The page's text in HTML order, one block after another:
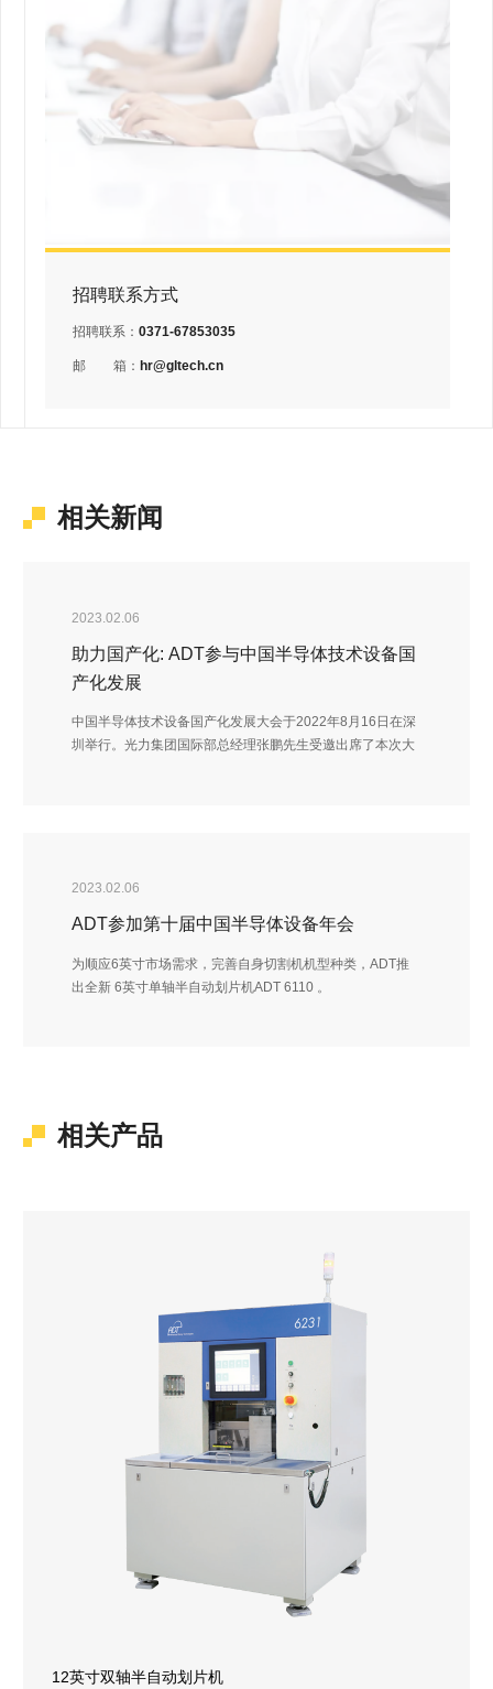
招聘联系方式
招聘联系： 0371-67853035
邮 箱： hr@gltech.cn
相关新闻
2023.02.06
助力国产化: ADT参与中国半导体技术设备国
产化发展
中国半导体技术设备国产化发展大会于2022年8月16日在深
圳举行。光力集团国际部总经理张鹏先生受邀出席了本次大
2023.02.06
ADT参加第十届中国半导体设备年会
为顺应6英寸市场需求，完善自身切割机机型种类，ADT推
出全新 6英寸单轴半自动划片机ADT 6110 。
相关产品
12英寸双轴半自动划片机